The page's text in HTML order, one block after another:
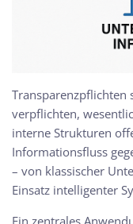
Transparenzpflichten
verpflichten,
interne Strukturen
Informationsfluss
– von klassischer
Einsatz intelligenter
Ein zentrales